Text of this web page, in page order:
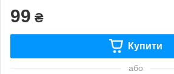
99 ₴
Купити
або